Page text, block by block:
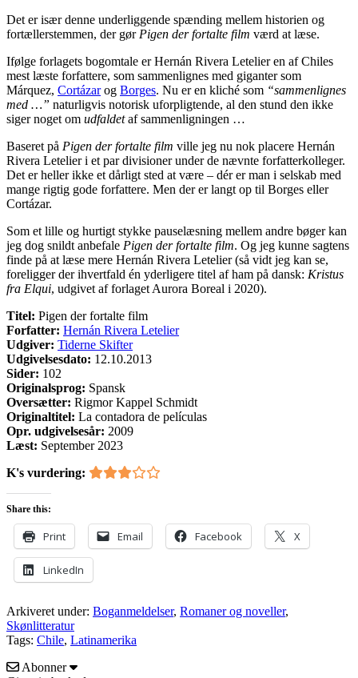
Det er især denne underliggende spænding mellem historien og
fortællerstemmen, der gør Pigen der fortalte film værd at læse.
Ifølge forlagets bogomtale er Hernán Rivera Letelier en af Chiles
mest læste forfattere, som sammenlignes med giganter som
Márquez, Cortázarog Borges. Nu er en kliché som “sammenlignes
med …” naturligvis notorisk uforpligtende, al den stund den ikke
siger noget om udfaldetaf sammenligningen …
Baseret på Pigen der fortalte film ville jeg nu nok placere Hernán
Rivera Letelier i et par divisioner under de nævnte forfatterkolleger.
Det er heller ikke et dårligt sted at være – dér er man i selskab med
mange rigtig gode forfattere. Men der er langt op til Borges eller
Cortázar.
Som et lille og hurtigt stykke pauselæsning mellem andre bøger kan
jeg dog snildt anbefale Pigen der fortalte film. Og jeg kunne sagtens
finde på at læse mere Hernán Rivera Letelier (så vidt jeg kan se,
foreligger der ihvertfald én yderligere titel af ham på dansk: Kristus
fra Elqui, udgivet af forlaget Aurora Boreal i 2020).
Titel: Pigen der fortalte film
Forfatter: Hernán Rivera Letelier
Udgiver: Tiderne Skifter
Udgivelsesdato: 12.10.2013
Sider: 102
Originalsprog: Spansk
Oversætter: Rigmor Kappel Schmidt
Originaltitel: La contadora de películas
Opr. udgivelsesår: 2009
Læst: September 2023
K's vurdering:
Share this:
Print Email Facebook X
LinkedIn
Arkiveret under: Boganmeldelser, Romaner og noveller,
Skønlitteratur
Tags: Chile, Latinamerika
Abonner